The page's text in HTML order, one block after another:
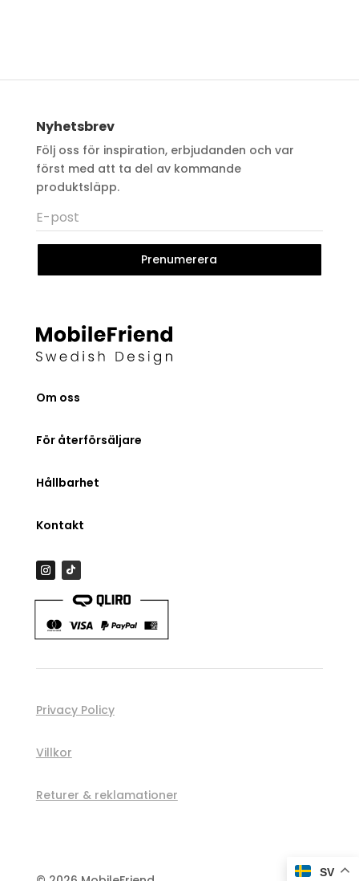
Nyhetsbrev
Följ oss för inspiration, erbjudanden och var
först med att ta del av kommande
produktsläpp.
Prenumerera
Om oss
För återförsäljare
Hållbarhet
Kontakt
Privacy Policy
Villkor
Returer & reklamationer
SV